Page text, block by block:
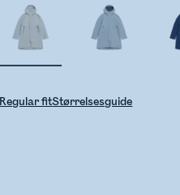
Regular fitStørrelsesguide